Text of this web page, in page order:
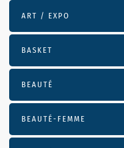
ART / EXPO
BASKET
BEAUTÉ
BEAUTÉ-FEMME